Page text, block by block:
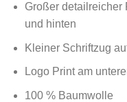
Großer detailreicher
und hinten
Kleiner Schriftzug
Logo Print am
100 % Baumwolle